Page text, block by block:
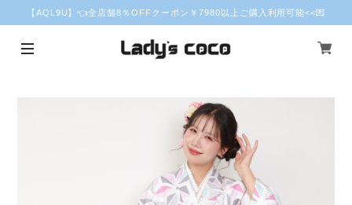
【AQL9U】👈全店舗8％OFFクーポン￥7980以上ご購入利用可能<<💌